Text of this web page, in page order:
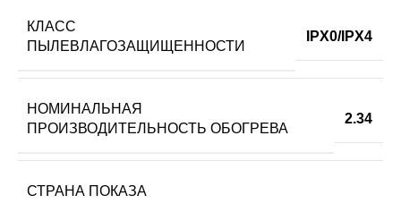
КЛАСС
ПЫЛЕВЛАГОЗАЩИЩЕННОСТИ
IPX0/IPX4
НОМИНАЛЬНАЯ
ПРОИЗВОДИТЕЛЬНОСТЬ ОБОГРЕВА
2.34
СТРАНА ПОКАЗА